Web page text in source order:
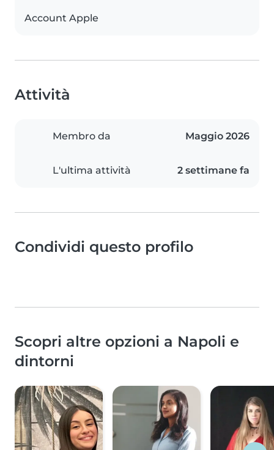
Account Apple
Attività
Membro da Maggio 2026
L'ultima attività 2 settimane fa
Condividi questo profilo
Scopri altre opzioni a Napoli e
dintorni